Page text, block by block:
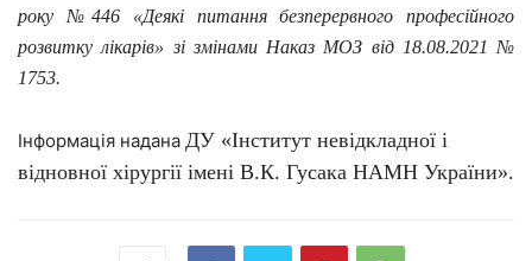
року №446 «Деякі питання безперервного професійного
розвитку лікарів» зі змінами Наказ МОЗ від 18.08.2021 №
1753.
Інформація надана ДУ «Інститут невідкладної і
відновної хірургії імені В.К. Гусака НАМН України».